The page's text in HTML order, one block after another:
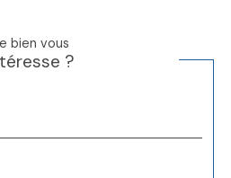
ce bien vous
?